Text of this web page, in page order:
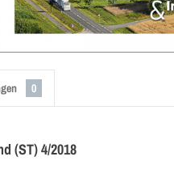
0
(ST) 4/2018